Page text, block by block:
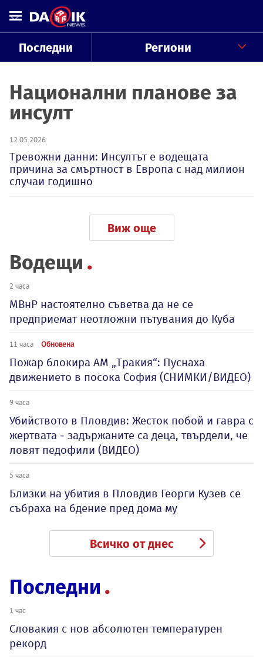
Последни Региони
Национални планове за
инсулт
12.05.2026
Тревожни данни: Инсултът е водещата
причина за смъртност в Европа с над милион
случаи годишно
Виж още
Водещи
2 часа
МВнР настоятелно съветва да не се
предприемат неотложни пътувания до Куба
11 часа Обновена
Пожар блокира АМ „Тракия“: Пуснаха
движението в посока София (СНИМКИ/ВИДЕО)
9 часа
Убийството в Пловдив: Жесток побой и гавра с
жертвата - задържаните са деца, твърдели, че
ловят педофили (ВИДЕО)
5 часа
Близки на убития в Пловдив Георги Кузев се
събраха на бдение пред дома му
Всичко от днес
Последни
1 час
Словакия с нов абсолютен температурен
рекорд